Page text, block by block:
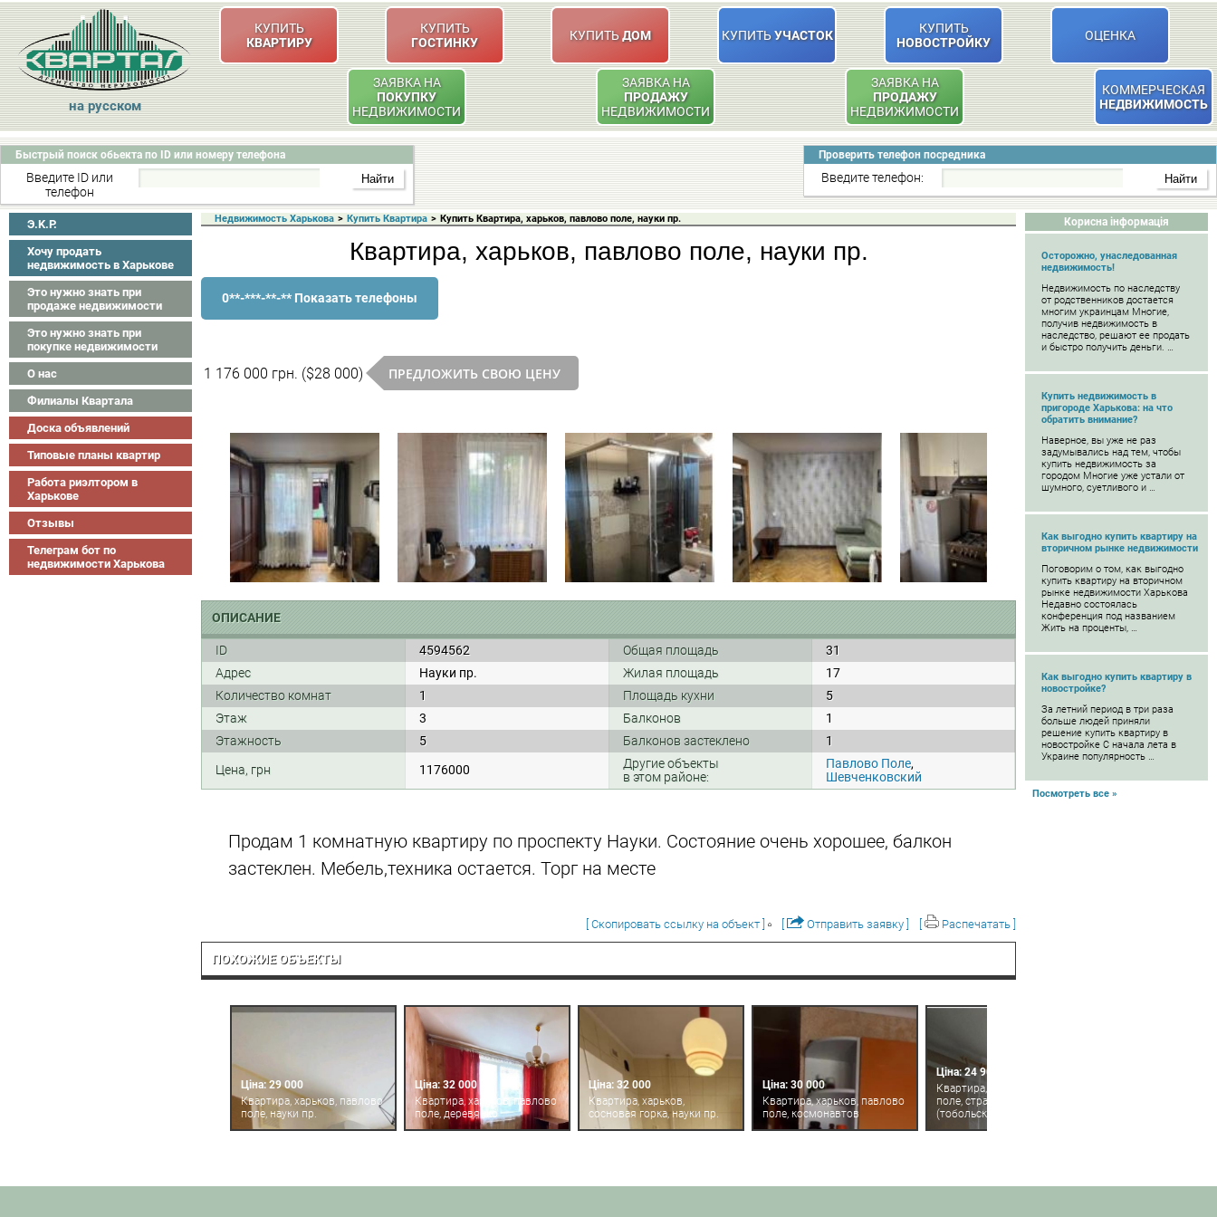
на русском
КУПИТЬ
КВАРТИРУ
КУПИТЬ
ГОСТИНКУ
КУПИТЬДОМ КУПИТЬУЧАСТОК
КУПИТЬ
НОВОСТРОЙКУ
ОЦЕНКА
ЗАЯВКА НА
ПОКУПКУ
НЕДВИЖИМОСТИ
ЗАЯВКА НА
ПРОДАЖУ
НЕДВИЖИМОСТИ
ЗАЯВКА НА
ПРОДАЖУ
НЕДВИЖИМОСТИ
КОММЕРЧЕСКАЯ
НЕДВИЖИМОСТЬ
Быстрый поиск обьекта по ID или номеру телефона
Введите ID или
телефон
Проверить телефон посредника
Введите телефон:
Э.K.P.
Хочу продать
недвижимость в Харькове
Это нужно знать при
продаже недвижимости
Это нужно знать при
покупке недвижимости
О нас
Филиалы Квартала
Доска объявлений
Типовые планы квартир
Работа риэлтором в
Харькове
Отзывы
Телеграм бот по
недвижимости Харькова
Корисна інформація
Осторожно, унаследованная
недвижимость!
Недвижимость по наследству
от родственников достается
многим украинцам Многие,
получив недвижимость в
наследство, решают ее продать
и быстро получить деньги. …
Купить недвижимость в
пригороде Харькова: на что
обратить внимание?
Наверное, вы уже не раз
задумывались над тем, чтобы
купить недвижимость за
городом Многие уже устали от
шумного, суетливого и …
Как выгодно купить квартиру на
вторичном рынке недвижимости
Поговорим о том, как выгодно
купить квартиру на вторичном
рынке недвижимости Харькова
Недавно состоялась
конференция под названием
Жить на проценты, …
Как выгодно купить квартиру в
новостройке?
За летний период в три раза
больше людей приняли
решение купить квартиру в
новостройке С начала лета в
Украине популярность …
Посмотреть все »
Недвижимость Харькова > Купить Квартира > Купить Квартира, харьков, павлово поле, науки пр.
Квартира, харьков, павлово поле, науки пр.
0**-***-**-** Показать телефоны
1 176 000 грн. ($28 000) ПРЕДЛОЖИТЬ СВОЮ ЦЕНУ
ОПИСАНИЕ
ID 4594562 Общая площадь
31
Адрес
Науки пр. Жилая площадь
17
Количество комнат
1 Площадь кухни
5
Этаж
3 Балконов
1
Этажность
5 Балконов застеклено
1
Цена, грн
1176000
Другие объекты
в этом районе:
Павлово Поле,
Шевченковский
Продам 1 комнатную квартиру по проспекту Науки. Состояние очень хорошее, балкон
застеклен. Мебель,техника остается. Торг на месте
[ Скопировать ссылку на объект ] Отправить заявку ] Распечатать ]
ПОХОЖИЕ ОБЪЕКТЫ
Ціна: 29 000
Квартира, харьков, павлово
поле, науки пр.
Ціна: 32 000
Квартира, харьков, павлово
поле, деревянко
Ціна: 32 000
Квартира, харьков,
сосновая горка, науки пр.
Ціна: 30 000
Квартира, харьков, павлово
поле, космонавтов
Ціна: 24 900
Квартира, харьков, павлово
поле, стражей неба
(тобольская)